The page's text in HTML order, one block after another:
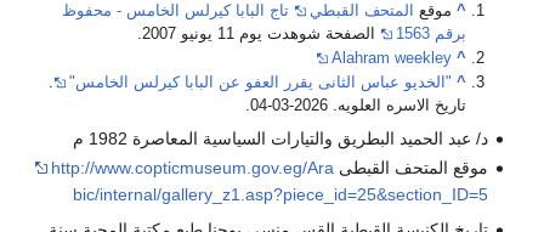
موقعالمتحف القبطي
تاج البابا كيرلس الخامس - محفوظ
برقم 1563
الصفحة شوهدت يوم 11 يونيو 2007.
^
Alahram weekley
^ "الخديو عباس الثانى يقرر العفو عن البابا كيرلس الخامس"
.
تاريخ الاسره العلويه. 2026-03-04.
د/ عبد الحميد البطريق والتيارات السياسية المعاصرة 1982 م
موقع المتحف القبطىhttp://www.copticmuseum.gov.eg/Ara
bic/internal/gallery_z1.asp?piece_id=25&section_ID=5